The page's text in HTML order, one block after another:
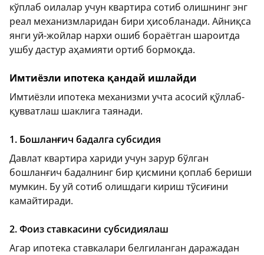
кўплаб оилалар учун квартира сотиб олишнинг энг
реал механизмларидан бири ҳисобланади. Айниқса
янги уй-жойлар нархи ошиб бораётган шароитда
ушбу дастур аҳамияти ортиб бормоқда.
Имтиёзли ипотека қандай ишлайди
Имтиёзли ипотека механизми учта асосий қўллаб-
қувватлаш шаклига таянади.
1. Бошланғич бадалга субсидия
Давлат квартира хариди учун зарур бўлган
бошланғич бадалнинг бир қисмини қоплаб бериши
мумкин. Бу уй сотиб олишдаги кириш тўсиғини
камайтиради.
2. Фоиз ставкасини субсидиялаш
Агар ипотека ставкалари белгиланган даражадан